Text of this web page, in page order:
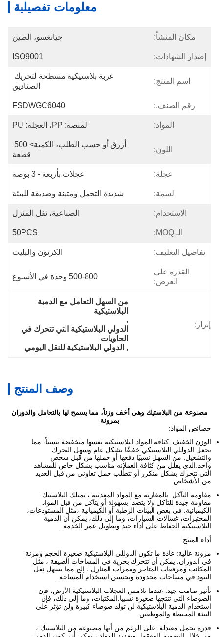
معلومات تفصيلية
مكان المنشأ: جيانغسو، الصين
إصدار الشهادات: ISO9001
اسم المنتج:
عربة بلاستيكية مسطحة لتحريك
الصناديق
رقم الصنف.: FSDWGC6040
المواد: المنصة: PP، العجلة: PU
اللون:
أزرق أو حسب الطلب، الكمية> 500
قطعة
عجلة: عجلات بأربعة - 3 بوصة
السمة: شديدة التحمل ومتينة وصديقة للبيئة
الاستخدام: الصناعية، نقل المنزل
الـ MOQ: 50PCS
تفاصيل التغليف: الكرتون والبليت
القدرة على
العرض:
500-800 وحدة في الأسبوع
إبراز:
من السهل التعامل مع الدمية
البلاستيكية
,
الدولي البلاستيكية التي تتحرك في
الحاويات
, الدولي البلاستيكية للنقل اليومي
وصف المنتج
مصنوعة من البلاستيك وهي أخف وزناً، مما يسمح لها بالتعامل والدوران
بمرونة
خصائص المواد:
الوزن الخفيف: كثافة المواد البلاستيكية نفسها منخفضة نسبياً، مما
يجعل الدوللي البلاستيكي خفيفًا بشكل عام وسهل التحرك
والتشغيل. من السهل نسبيًا دفعها أو حملها من قبل شخص
واحد،الذي يقلل من كثافة العملإنه مناسب بشكل خاص للمشاهد
التي تتحرك بشكل متكرر أو تتطلب حمل تعاوني من قبل العديد
من الأشخاص.
مقاومة التآكل: بالمقارنة مع المواد المعدنية ، يمتلك البلاستيك
مقاومة جيدة للتآكل ولا يتصدأ بسهولة أو يتآكل من قبل المواد
الكيميائية. في بعض البيئات الرطبة أو الكيميائية ،مثل المستودعات،
المختبرات، غسالات السيارات، وما إلى ذلك، يمكن أن الدمية
البلاستيكية الحفاظ على أداء جيد وتطويل عمر الخدمة.
أداء المنتج:
مرونة عالية: عادة ما تكون الدوللي البلاستيكية صغيرة الحجم ومرنة
في الدوران. يمكن أن تتحرك بحرية في المساحات الضيقة ، مثل
المكاتب ومرفقات المتاجر وممرات المنازل ، إلخ.مما يسهل نقل
البنود في مساحات محدودة وتحسين استخدام المساحة.
تأثير صامت جيد: عندما تلامس العجلات البلاستيكية الأرض، فإن
الضوضاء التي تنتجها صغيرة نسبيا.المكتبات، وما إلى ذلك، فإن
استخدام الدمية البلاستيكية لن تولد ضوضاء كبيرة ولن تؤثر على
البيئة المحيطة والموظفين.
قدرة تحمل معتدلة: على الرغم من أنها مصنوعة من البلاستيك ،